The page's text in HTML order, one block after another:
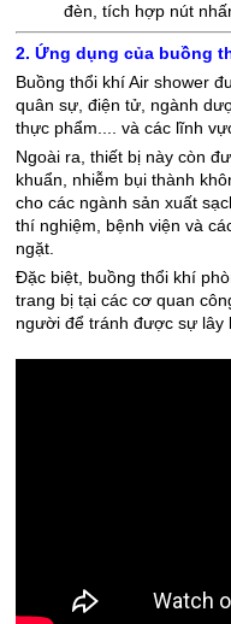
đèn, tích hợp nút
2. Ứng dụng của buồng
Buồng thổi khí Air shower
quân sự, điện tử, ngành
thực phẩm.... và các lĩnh
Ngoài ra, thiết bị này còn
khuẩn, nhiễm bụi thành
cho các ngành sản xuất
thí nghiệm, bệnh viện và
ngặt.
Đặc biệt, buồng thổi khí
trang bị tại các cơ quan
người để tránh được sự lây